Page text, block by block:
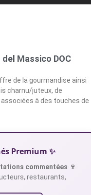
Massico DOC
de la gourmandise ainsi
charnu/juteux, de
à des touches de
Premium ✨
commentées 🍷
restaurants,